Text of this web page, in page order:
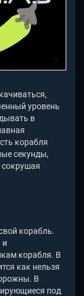
уровень
в
корабля
секунды,
сокрушая
корабль.
и
корабля. В
как нельзя
В
под